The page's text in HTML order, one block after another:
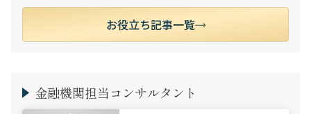
お役立ち記事一覧
金融機関担当コンサルタント